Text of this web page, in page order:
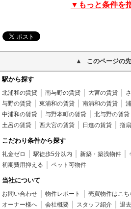
▼もっと条件を
このページの
駅から探す
北浦和の賃貸 南与野の賃貸 大宮の賃貸
与野の賃貸
東浦和の賃貸 南浦和の賃貸
中浦和の賃貸
与野本町の賃貸 北与野の賃貸
土呂の賃貸
西大宮の賃貸 日進の賃貸 指
こだわり条件から探す
礼金ゼロ 駅徒歩5分以内 新築・築浅物件
初期費用抑える
ペット可物件
当社について
お問い合わせ 物件レポート 売買物件はこち
オーナー様へ
会社概要 スタッフ紹介
退